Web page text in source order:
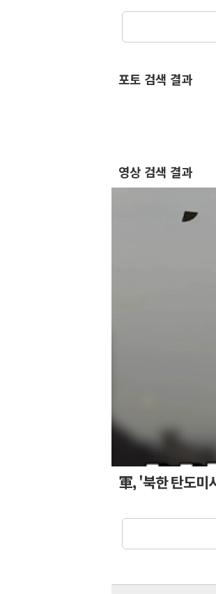
포토 검색 결과
영상 검색 결과
軍, '북한 탄도미